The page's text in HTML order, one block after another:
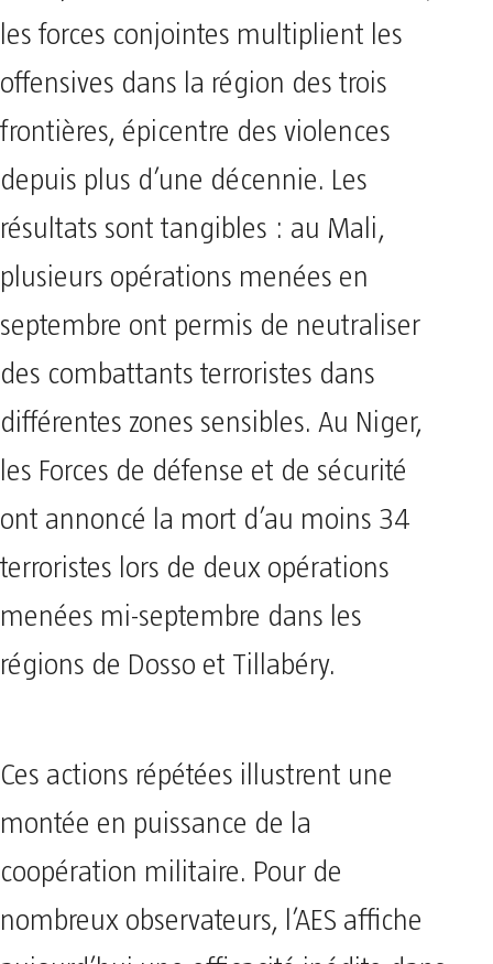
les forces conjointes multiplient les
offensives dans la région des trois
frontières, épicentre des violences
depuis plus d’une décennie. Les
résultats sont tangibles : au Mali,
plusieurs opérations menées en
septembre ont permis de neutraliser
des combattants terroristes dans
différentes zones sensibles. Au Niger,
les Forces de défense et de sécurité
ont annoncé la mort d’au moins 34
terroristes lors de deux opérations
menées mi-septembre dans les
régions de Dosso et Tillabéry.
Ces actions répétées illustrent une
montée en puissance de la
coopération militaire. Pour de
nombreux observateurs, l’AES affiche